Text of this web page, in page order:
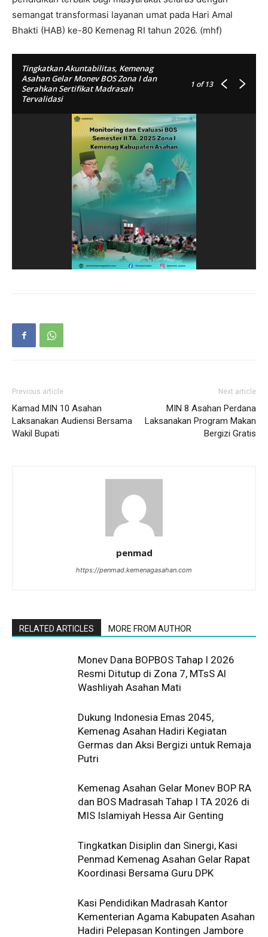
semangat transformasi layanan umat pada Hari Amal
Bhakti (HAB) ke-80 Kemenag RI tahun 2026. (mhf)
Tingkatkan Akuntabilitas, Kemenag
Asahan Gelar Monev BOS Zona I dan
Serahkan Sertifikat Madrasah
Tervalidasi
1 of 13
Previous article
Kamad MIN 10 Asahan
Laksanakan Audiensi Bersama
Wakil Bupati
Next article
MIN 8 Asahan Perdana
Laksanakan Program Makan
Bergizi Gratis
penmad
https://penmad.kemenagasahan.com
RELATED ARTICLES MORE FROM AUTHOR
Monev Dana BOPBOS Tahap I 2026
Resmi Ditutup di Zona 7, MTsS Al
Washliyah Asahan Mati
Dukung Indonesia Emas 2045,
Kemenag Asahan Hadiri Kegiatan
Germas dan Aksi Bergizi untuk Remaja
Putri
Kemenag Asahan Gelar Monev BOP RA
dan BOS Madrasah Tahap I TA 2026 di
MIS Islamiyah Hessa Air Genting
Tingkatkan Disiplin dan Sinergi, Kasi
Penmad Kemenag Asahan Gelar Rapat
Koordinasi Bersama Guru DPK
Kasi Pendidikan Madrasah Kantor
Kementerian Agama Kabupaten Asahan
Hadiri Pelepasan Kontingen Jambore